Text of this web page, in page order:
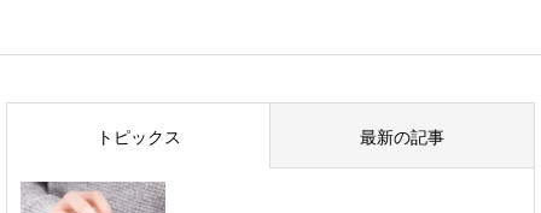
トピックス 最新の記事